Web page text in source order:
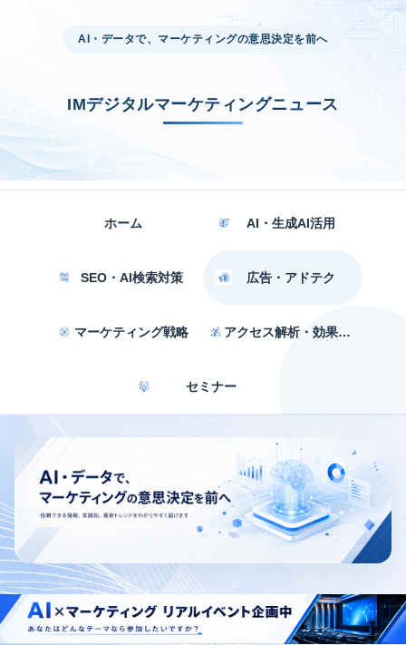
AI・データで、マーケティングの意思決定を前へ
IMデジタルマーケティングニュース
ホーム AI・生成AI活用
SEO・AI検索対策 広告・アドテク
マーケティング戦略 アクセス解析・効果測定
セミナー